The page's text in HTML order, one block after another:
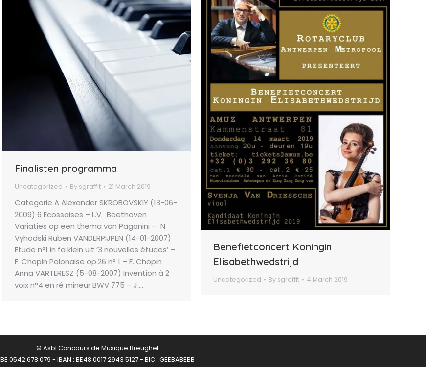
Finalisten programma
Uncategorized By sgraffit 21 March 2019
Categorie A Alexander SKROBOVSKIY (13-06-
2009) 6 Ecossaises – L.V. Beethoven
Variaties op een thema van Paganini – N.
Vyhodski Ruben VANDERPIJPEN (14-01-2007)
Etude n°1 in fa klein uit ‘3 nouvelles études’ –
F. Chopin Polonaise op.26 n° 1 – F. Chopin
Anna VARTERESZ (5-08-2007) Invention à 2
voix n°4 en ré mineur BWV 775 – J.…
Benefietconcert Koningin
Elisabethwedstrijd
Uncategorized By sgraffit 4 March 2019
© Asbl Concours de Musique Breughel
BE 0542.678.079 - IBAN : BE48 0017 2943 5127 - BIC : GEEBABEBB